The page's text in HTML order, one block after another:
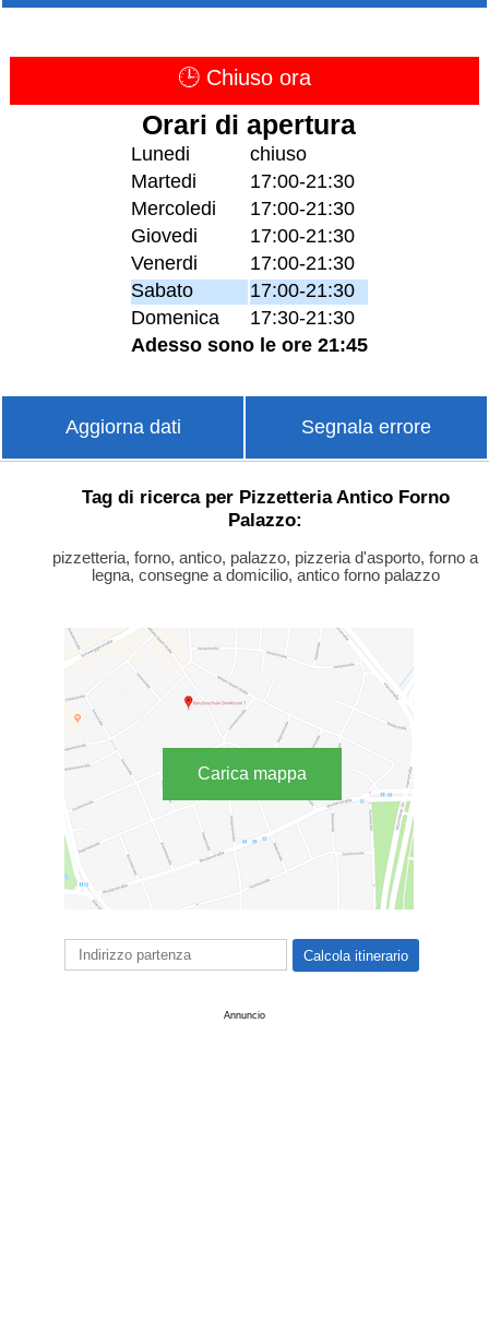
🕒 Chiuso ora
Orari di apertura
Lunedi
chiuso
Martedi
17:00-21:30
Mercoledi
17:00-21:30
Giovedi
17:00-21:30
Venerdi
17:00-21:30
Sabato
17:00-21:30
Domenica
17:30-21:30
Adesso sono le ore 21:45
Aggiorna dati Segnala errore
Tag di ricerca per Pizzetteria Antico Forno
Palazzo:
pizzetteria, forno, antico, palazzo, pizzeria d'asporto, forno a
legna, consegne a domicilio, antico forno palazzo
Carica mappa
Annuncio